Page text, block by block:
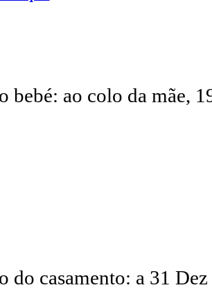
bebé: ao colo da mãe,
do casamento: a 31